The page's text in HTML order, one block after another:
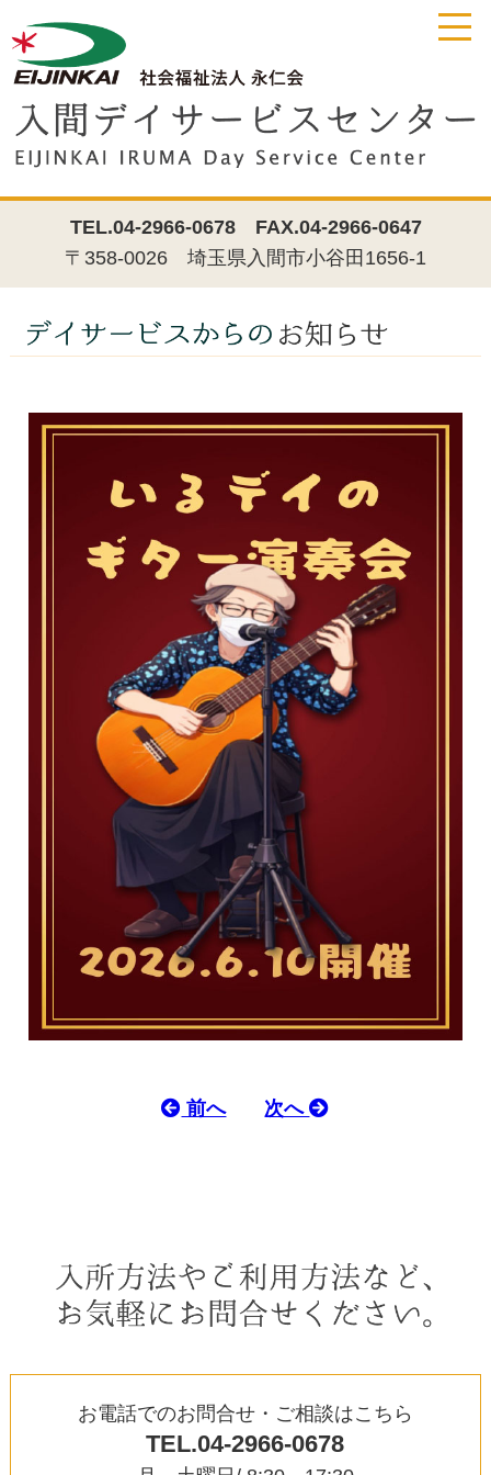
TEL.04-2966-0678FAX.04-2966-0647
〒358-0026 埼玉県入間市小谷田1656-1
前へ 次へ
お電話でのお問合せ・ご相談はこちら
TEL.04-2966-0678